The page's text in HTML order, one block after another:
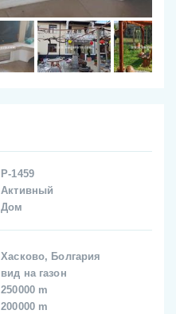
P-1459
Активный
Дом
Хасково, Болгария
вид на газон
250000 m
200000 m